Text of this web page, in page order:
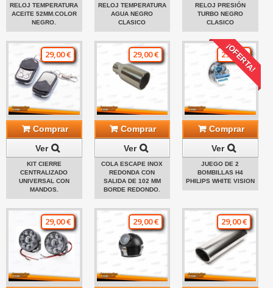
RELOJ TEMPERATURA
ACEITE 52MM.COLOR
NEGRO.
RELOJ TEMPERATURA
AGUA NEGRO
CLASICO
RELOJ PRESIÓN
TURBO NEGRO
CLASICO
29,00 €
Comprar
Ver
KIT CIERRE
CENTRALIZADO
UNIVERSAL CON
MANDOS.
29,00 €
Comprar
Ver
COLA ESCAPE INOX
REDONDA CON
SALIDA DE 102 MM
BORDE REDONDO.
¡OFERTA!
29,00 €
Comprar
Ver
JUEGO DE 2
BOMBILLAS H4
PHILIPS WHITE VISION
29,00 € 29,00 € 29,00 €